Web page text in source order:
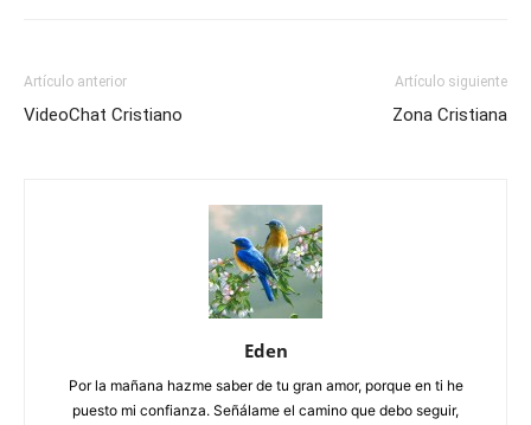
Artículo anterior
VideoChat Cristiano
Artículo siguiente
Zona Cristiana
Eden
Por la mañana hazme saber de tu gran amor, porque en ti he
puesto mi confianza. Señálame el camino que debo seguir,